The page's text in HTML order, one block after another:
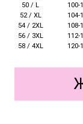
50 / L
100-
52 / XL
104-
54 / 2XL
108-
56 / 3XL
112-
58 / 4XL
120-